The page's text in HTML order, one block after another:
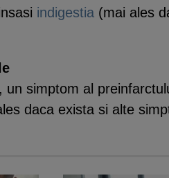
indigestia (mai ales
un simptom al
daca exista si alte